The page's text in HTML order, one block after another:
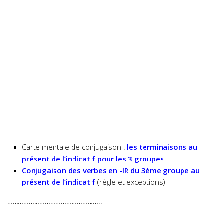
Carte mentale de conjugaison : les terminaisons au
présent de l’indicatif pour les 3 groupes
Conjugaison des verbes en -IR du 3ème groupe au
présent de l’indicatif (règle et exceptions)
……………………………………………..